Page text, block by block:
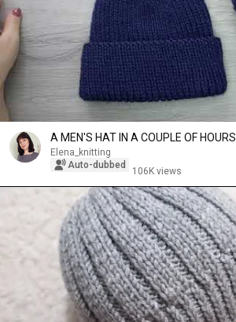
A MEN'S HAT IN A COUPLE OF HOURS
Elena_knitting
Auto-dubbed
106K views